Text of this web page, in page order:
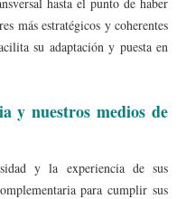
más estratégicos y coherentes
su adaptación y puesta en
y nuestros medios de
y la experiencia de sus
para cumplir sus